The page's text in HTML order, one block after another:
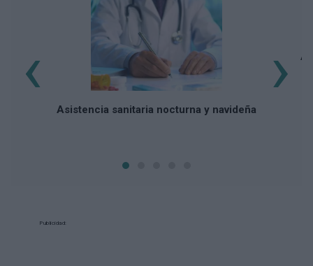
Asistencia sanitaria nocturna y navideña
‹ ›
Publicidad: